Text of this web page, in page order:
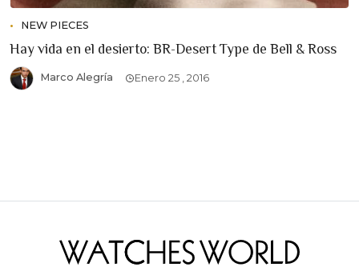
NEW PIECES
Hay vida en el desierto: BR-Desert Type de Bell & Ross
Marco Alegría Enero 25 , 2016